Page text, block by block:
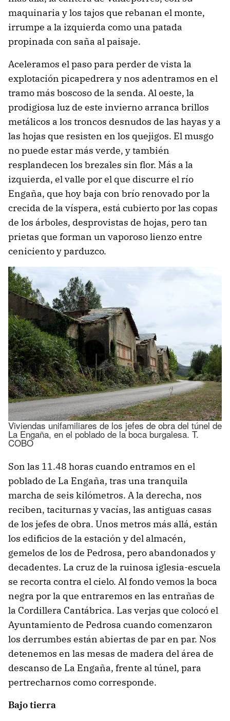
maquinaria y los tajos que rebanan el monte,
irrumpe a la izquierda como una patada
propinada con saña al paisaje.
Aceleramos el paso para perder de vista la
explotación picapedrera y nos adentramos en el
tramo más boscoso de la senda. Al oeste, la
prodigiosa luz de este invierno arranca brillos
metálicos a los troncos desnudos de las hayas y a
las hojas que resisten en los quejigos. El musgo
no puede estar más verde, y también
resplandecen los brezales sin flor. Más a la
izquierda, el valle por el que discurre el río
Engaña, que hoy baja con brío renovado por la
crecida de la víspera, está cubierto por las copas
de los árboles, desprovistas de hojas, pero tan
prietas que forman un vaporoso lienzo entre
ceniciento y parduzco.
Viviendas unifamiliares de los jefes de obra del túnel de
La Engaña, en el poblado de la boca burgalesa. T.
COBO
Son las 11.48 horas cuando entramos en el
poblado de La Engaña, tras una tranquila
marcha de seis kilómetros. A la derecha, nos
reciben, taciturnas y vacías, las antiguas casas
de los jefes de obra. Unos metros más allá, están
los edificios de la estación y del almacén,
gemelos de los de Pedrosa, pero abandonados y
decadentes. La cruz de la ruinosa iglesia-escuela
se recorta contra el cielo. Al fondo vemos la boca
negra por la que entraremos en las entrañas de
la Cordillera Cantábrica. Las verjas que colocó el
Ayuntamiento de Pedrosa cuando comenzaron
los derrumbes están abiertas de par en par. Nos
detenemos en las mesas de madera del área de
descanso de La Engaña, frente al túnel, para
pertrecharnos como corresponde.
Bajo tierra